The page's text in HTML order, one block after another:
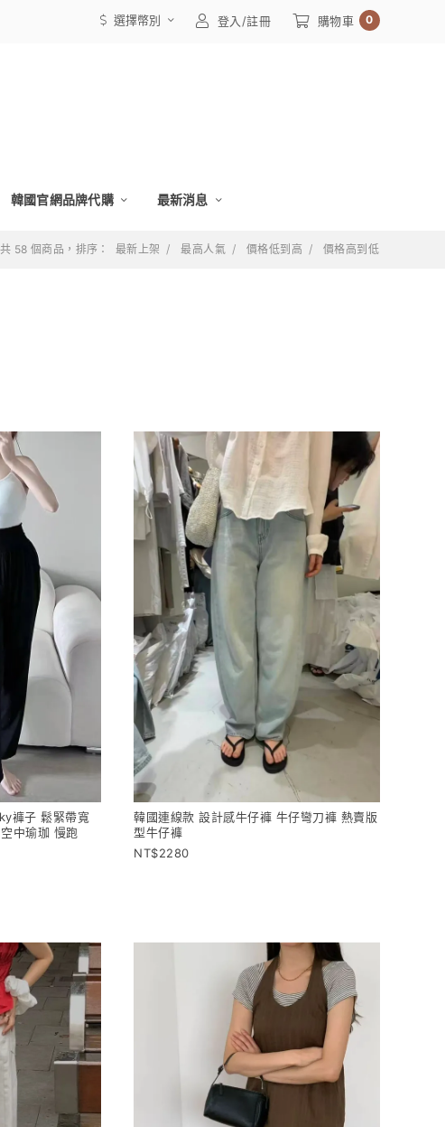
選擇幣別 登入/註冊 購物車 0
韓國官網品牌代購 最新消息
共 58 個商品，排序： 最新上架 最高人氣 價格低到高 價格高到低
褲子 鬆緊帶寬
中瑜珈 慢跑
韓國連線款 設計感牛仔褲 牛仔彎刀褲 熱賣版
型牛仔褲
2280